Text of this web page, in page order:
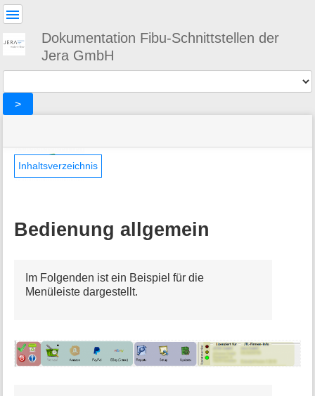
Dokumentation Fibu-Schnittstellen der
Jera GmbH
>
befinden
sich
hier:
»
Vario2DATEV
»
allgemein
Seiten-
Werkzeuge
a
i
i
o
Inhaltsverzeichnis
Bedienung allgemein
Im Folgenden ist ein Beispiel für die
Menüleiste dargestellt.